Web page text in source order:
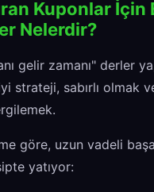
Kuponlar İçin
Nelerdir?
gelir zamanı" derler
strateji, sabırlı olmak
göre, uzun vadeli
yatıyor: